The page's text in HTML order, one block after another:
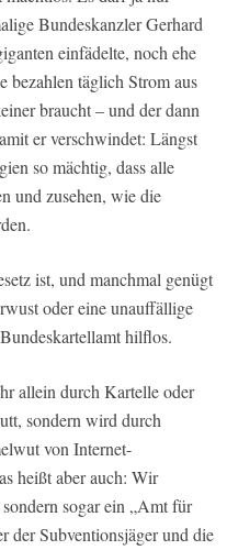
Bundeskanzler Gerhard
einfädelte, noch ehe
täglich Strom aus
braucht – und der dann
er verschwindet: Längst
so mächtig, dass alle
und zusehen, wie die
ist, und manchmal genügt
oder eine unauffällige
hilflos.
allein durch Kartelle oder
sondern wird durch
von Internet-
heißt aber auch: Wir
sogar ein „Amt für
der Subventionsjäger und die